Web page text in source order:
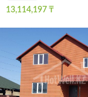
13,114,197 ₸